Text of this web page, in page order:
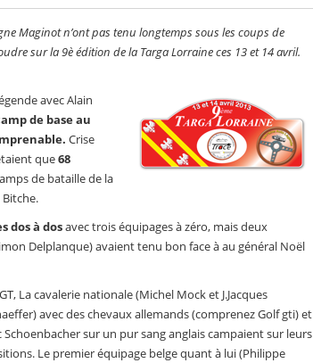
Maginot n’ont pas tenu longtemps sous les coups de
sur la 9è édition de la Targa Lorraine ces 13 et 14 avril.
avec Alain
de base au
Crise
que68
de bataille de la
dos à dosavec trois équipages à zéro, mais deux
Delplanque) avaient tenu bon face à au général Noël
La cavalerie nationale (Michel Mock et J.Jacques
avec des chevaux allemands (comprenez Golf gti) et
Schoenbacher sur un pur sang anglais campaient sur leurs
Le premier équipage belge quant à lui (Philippe